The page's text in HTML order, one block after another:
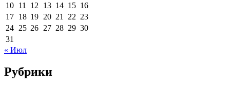
10 11 12 13 14 15 16
17 18 19 20 21 22 23
24 25 26 27 28 29 30
31
« Июл
Рубрики